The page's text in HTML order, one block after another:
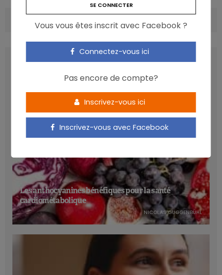
Les anthocyanines bénéfiques pour la santé
cardiométabolique
NICOLAS GUGGENBÜHL
Vous vous êtes inscrit avec Facebook ?
Connectez-vous ici
Pas encore de compte?
Inscrivez-vous ici
Inscrivez-vous avec Facebook